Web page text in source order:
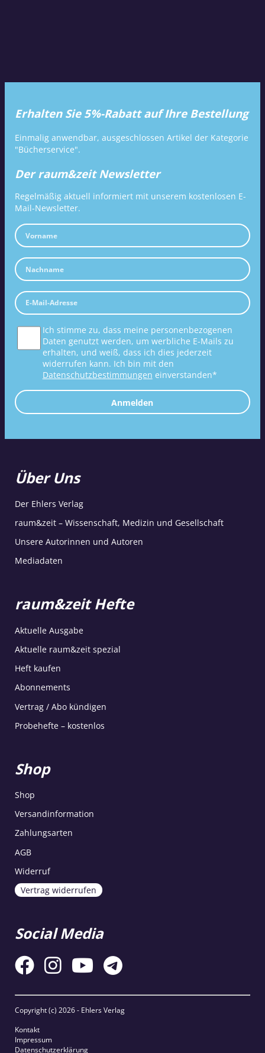
Erhalten Sie 5%-Rabatt auf Ihre Bestellung
Einmalig anwendbar, ausgeschlossen Artikel der Kategorie
"Bücherservice".
Der raum&zeit Newsletter
Regelmäßig aktuell informiert mit unserem kostenlosen E-
Mail-Newsletter.
Ich stimme zu, dass meine personenbezogenen
Daten genutzt werden, um werbliche E-Mails zu
erhalten, und weiß, dass ich dies jederzeit
widerrufen kann. Ich bin mit den
Datenschutzbestimmungen einverstanden*
Anmelden
Über Uns
Der Ehlers Verlag
raum&zeit – Wissenschaft, Medizin und Gesellschaft
Unsere Autorinnen und Autoren
Mediadaten
raum&zeit Hefte
Aktuelle Ausgabe
Aktuelle raum&zeit spezial
Heft kaufen
Abonnements
Vertrag / Abo kündigen
Probehefte – kostenlos
Shop
Shop
Versandinformation
Zahlungsarten
AGB
Widerruf
Vertrag widerrufen
Social Media
Copyright (c) 2026 - Ehlers Verlag
Kontakt
Impressum
Datenschutzerklärung